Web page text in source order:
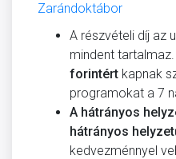
Zarándoktábor
A részvételi díj az
mindent
forintért kapnak
programokat a 7
A hátrányos
hátrányos
kedvezménnyel